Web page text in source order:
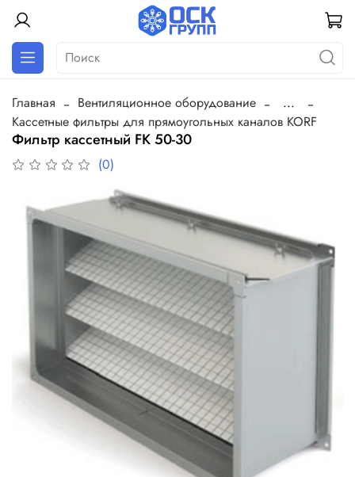
Главная Вентиляционное оборудование
...
Кассетные фильтры для прямоугольных каналов KORF
Фильтр кассетный FK 50-30
(0)